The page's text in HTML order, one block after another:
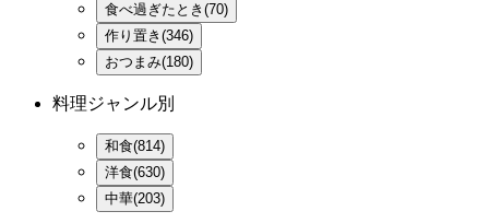
食べ過ぎたとき(70)
作り置き(346)
おつまみ(180)
料理ジャンル別
和食(814)
洋食(630)
中華(203)